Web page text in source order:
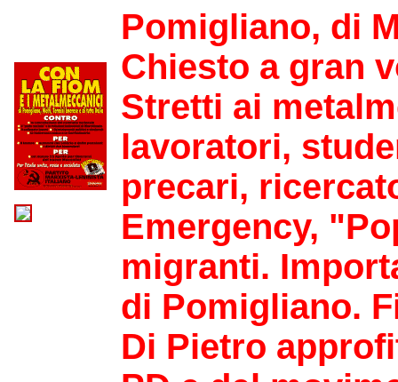
Pomigliano, di
Chiesto a gran
Stretti ai
lavoratori,
precari,
Emergency,
migranti.
di Pomigliano.
Di Pietro